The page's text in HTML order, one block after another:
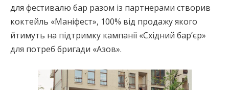
для фестивалю бар разом із партнерами створив
коктейль «Маніфест», 100% від продажу якого
йтимуть на підтримку кампанії «Східний бар’єр»
для потреб бригади «Азов».